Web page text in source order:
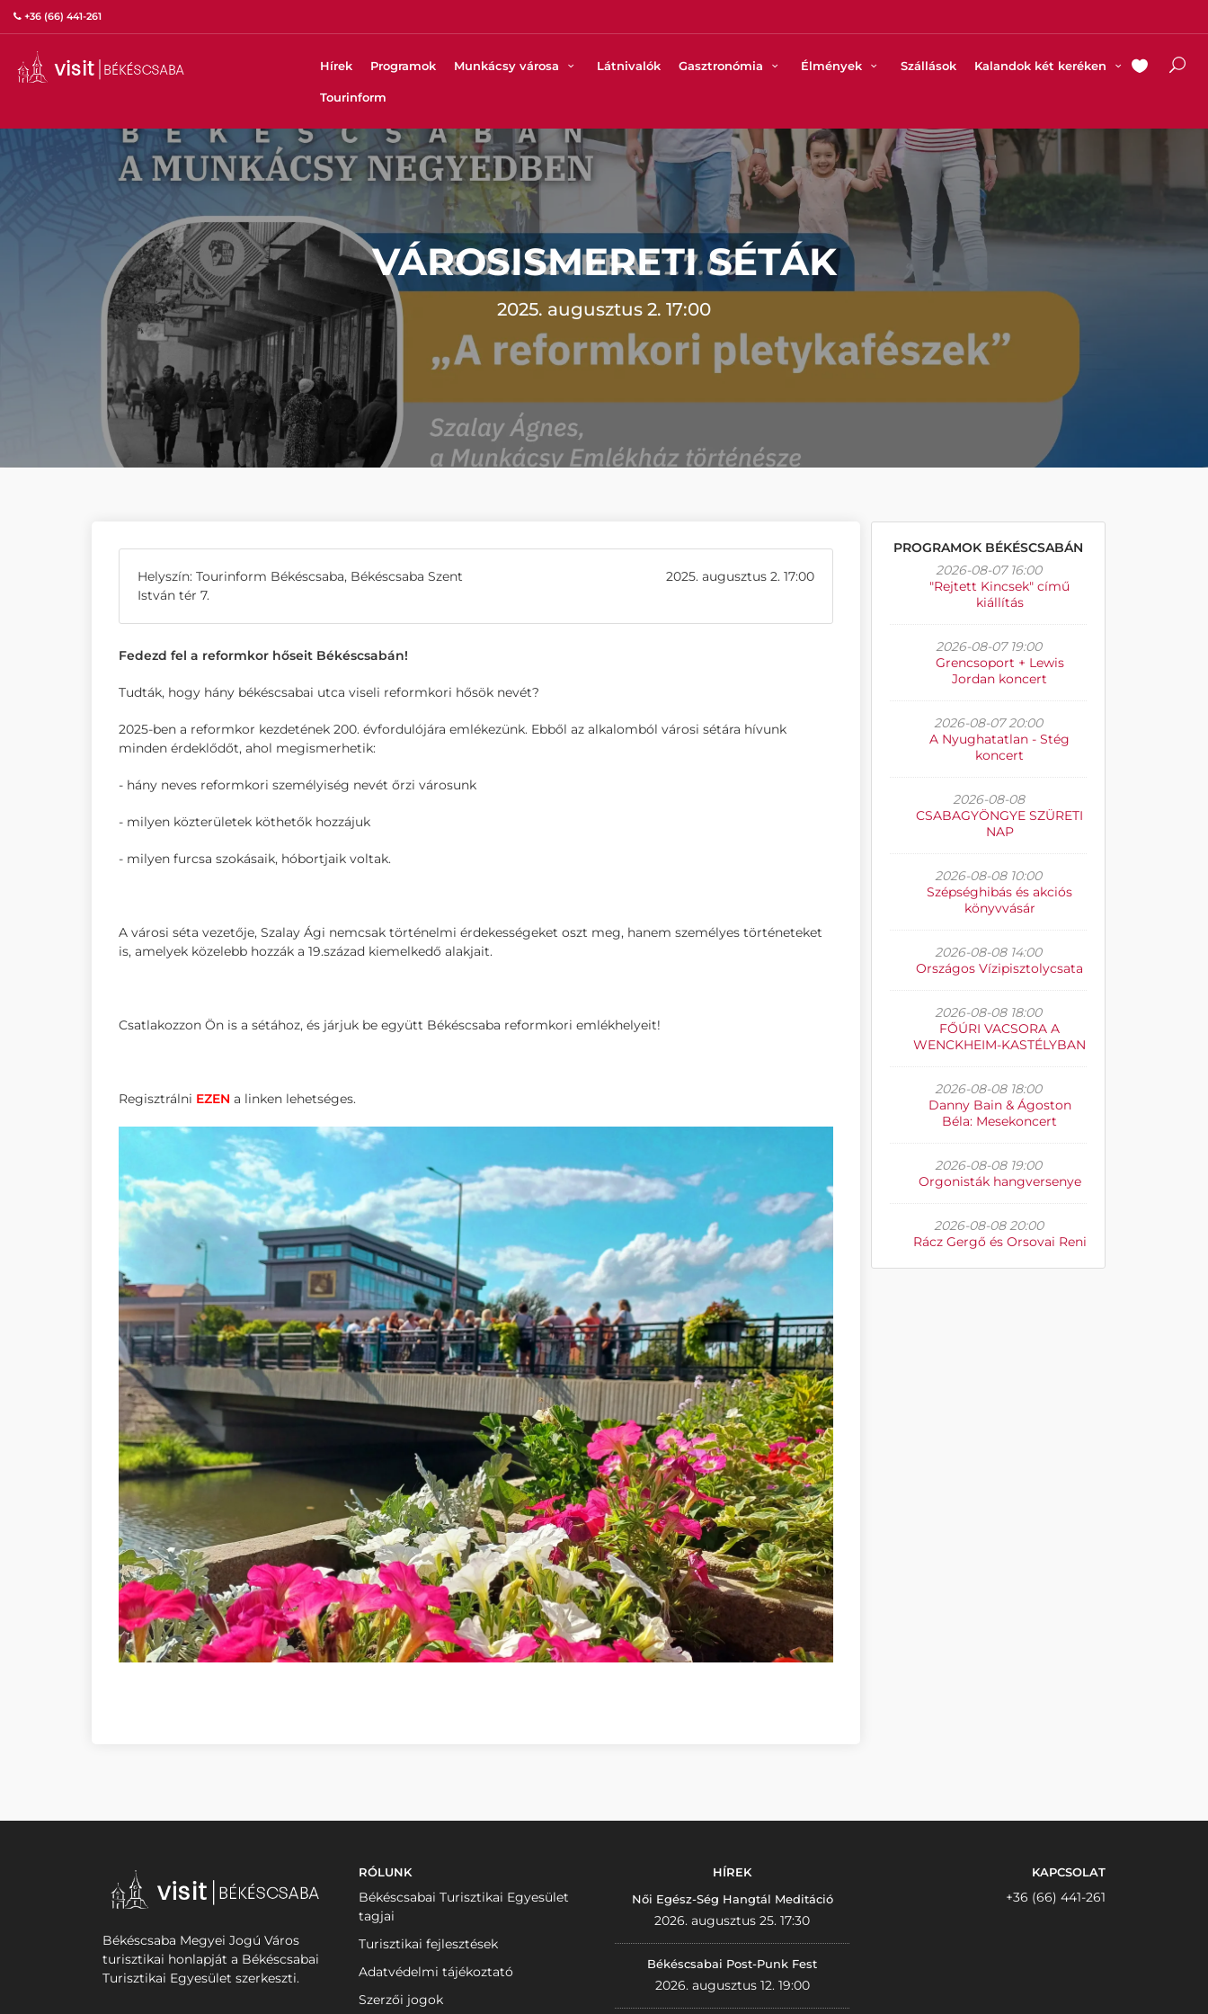
+36 (66) 441-261
Hírek Programok Munkácsy városa Látnivalók Gasztronómia Élmények Szállások Kalandok két keréken
Tourinform
VÁROSISMERETI SÉTÁK
2025. augusztus 2. 17:00
Helyszín: Tourinform Békéscsaba, Békéscsaba Szent
István tér 7.
2025. augusztus 2. 17:00
Fedezd fel a reformkor hőseit Békéscsabán!
Tudták, hogy hány békéscsabai utca viseli reformkori hősök nevét?
2025-ben a reformkor kezdetének 200. évfordulójára emlékezünk. Ebből az alkalomból városi sétára hívunk
minden érdeklődőt, ahol megismerhetik:
- hány neves reformkori személyiség nevét őrzi városunk
- milyen közterületek köthetők hozzájuk
- milyen furcsa szokásaik, hóbortjaik voltak.
A városi séta vezetője, Szalay Ági nemcsak történelmi érdekességeket oszt meg, hanem személyes történeteket
is, amelyek közelebb hozzák a 19.század kiemelkedő alakjait.
Csatlakozzon Ön is a sétához, és járjuk be együtt Békéscsaba reformkori emlékhelyeit!
Regisztrálni EZEN a linken lehetséges.
PROGRAMOK BÉKÉSCSABÁN
2026-08-07 16:00
"Rejtett Kincsek" című
kiállítás
2026-08-07 19:00
Grencsoport + Lewis
Jordan koncert
2026-08-07 20:00
A Nyughatatlan - Stég
koncert
2026-08-08
CSABAGYÖNGYE SZÜRETI
NAP
2026-08-08 10:00
Szépséghibás és akciós
könyvvásár
2026-08-08 14:00
Országos Vízipisztolycsata
2026-08-08 18:00
FŐÚRI VACSORA A
WENCKHEIM-KASTÉLYBAN
2026-08-08 18:00
Danny Bain & Ágoston
Béla: Mesekoncert
2026-08-08 19:00
Orgonisták hangversenye
2026-08-08 20:00
Rácz Gergő és Orsovai Reni
Békéscsaba Megyei Jogú Város
turisztikai honlapját a Békéscsabai
Turisztikai Egyesület szerkeszti.
RÓLUNK
Békéscsabai Turisztikai Egyesület
tagjai
Turisztikai fejlesztések
Adatvédelmi tájékoztató
Szerzői jogok
HÍREK
Női Egész-Ség Hangtál Meditáció
2026. augusztus 25. 17:30
Békéscsabai Post-Punk Fest
2026. augusztus 12. 19:00
KAPCSOLAT
+36 (66) 441-261